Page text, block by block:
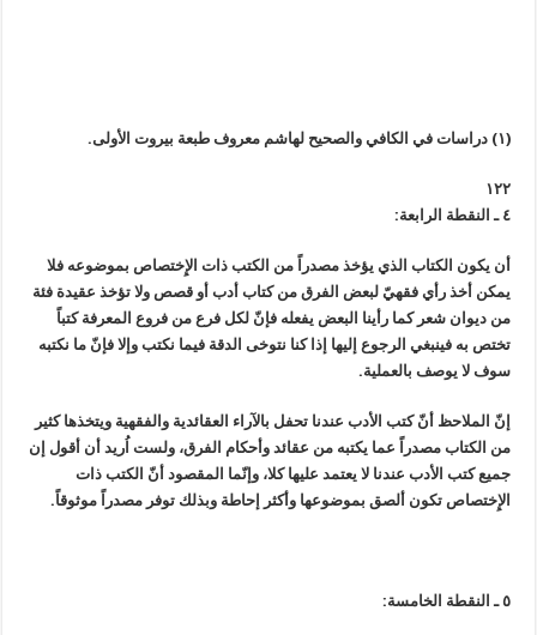
(١) دراسات في الكافي والصحيح لهاشم معروف طبعة بيروت الأولى.
١٢٢
٤ ـ النقطة الرابعة:
أن يكون الكتاب الذي يؤخذ مصدراً من الكتب ذات الإِختصاص بموضوعه فلا
يمكن أخذ رأي فقهيّ لبعض الفرق من كتاب أدب أو قصص ولا تؤخذ عقيدة فئة
من ديوان شعر كما رأينا البعض يفعله فإنّ لكل فرع من فروع المعرفة كتباً
تختص به فينبغي الرجوع إليها إذا كنا نتوخى الدقة فيما نكتب وإلا فإنّ ما نكتبه
سوف لا يوصف بالعملية.
إنّ الملاحظ أنّ كتب الأدب عندنا تحفل بالآراء العقائدية والفقهية ويتخذها كثير
من الكتاب مصدراً عما يكتبه من عقائد وأحكام الفرق، ولست اُريد أن أقول إن
جميع كتب الأدب عندنا لا يعتمد عليها كلا، وإنّما المقصود أنّ الكتب ذات
الإِختصاص تكون ألصق بموضوعها وأكثر إحاطة وبذلك توفر مصدراً موثوقاً.
٥ ـ النقطة الخامسة: